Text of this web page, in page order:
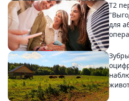
Т2
для